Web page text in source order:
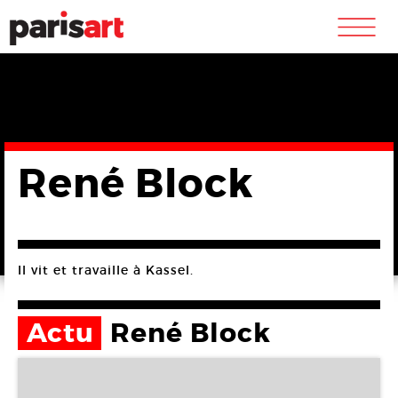
m
René Block
Il vit et travaille à Kassel.
Actu René Block